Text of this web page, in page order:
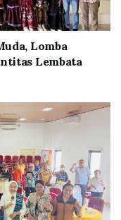
Lomba
Lembata